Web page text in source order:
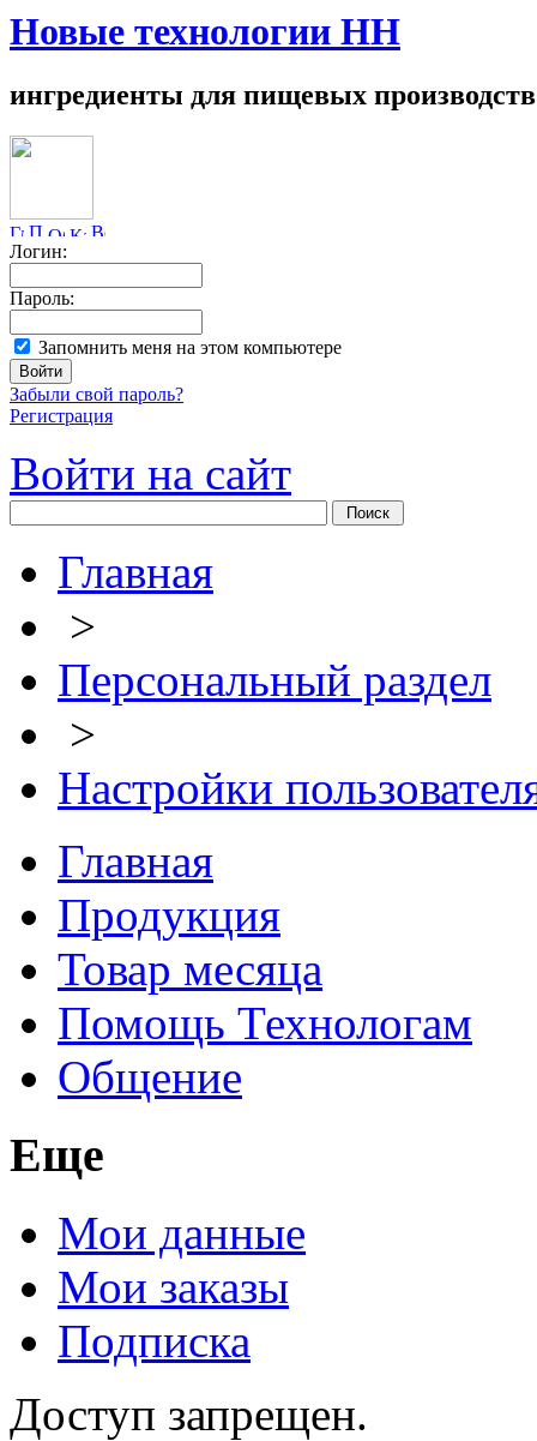
Новые технологии НН
ингредиенты для пищевых производств
Логин:
Пароль:
Запомнить меня на этом компьютере
Забыли свой пароль?
Регистрация
Войти на сайт
Главная
>
Персональный раздел
>
Настройки
Главная
Продукция
Товар месяца
Помощь Технологам
Общение
Еще
Мои данные
Мои заказы
Подписка
Доступ запрещен.